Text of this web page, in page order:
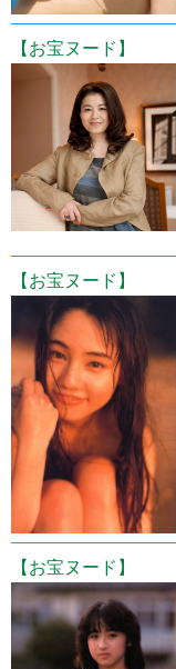
【お宝ヌード】
【お宝ヌード】
【お宝ヌード】